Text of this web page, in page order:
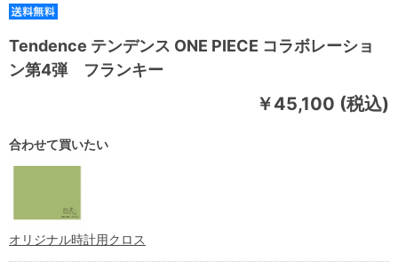
Tendence テンデンス ONE PIECE コラボレーショ
ン第4弾 フランキー
￥45,100 (税込)
合わせて買いたい
オリジナル時計用クロス